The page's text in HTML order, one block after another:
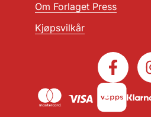
Om Forlaget Press
Kjøpsvilkår